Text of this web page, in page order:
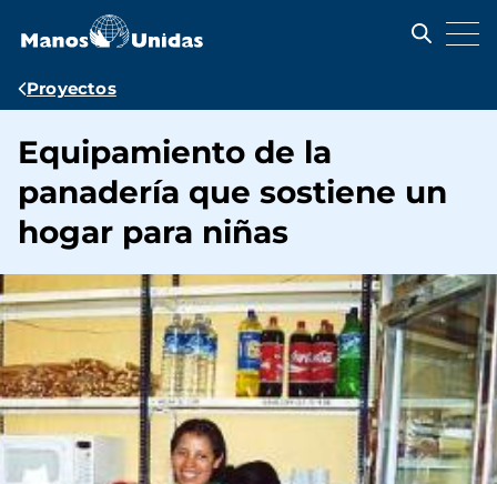
contenido
Ruta
navegación
Proyectos
Equipamiento de la
panadería que sostiene un
hogar para niñas